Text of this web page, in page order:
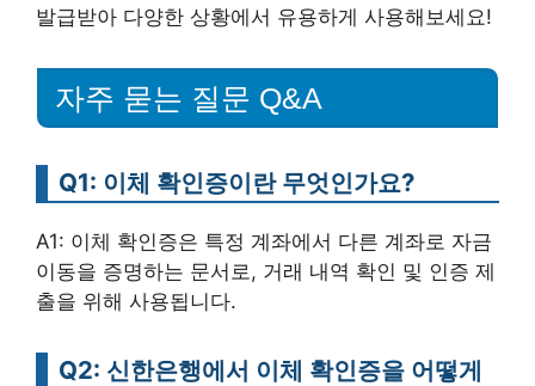
발급받아 다양한 상황에서 유용하게 사용해보세요!
자주 묻는 질문 Q&A
Q1: 이체 확인증이란 무엇인가요?
A1: 이체 확인증은 특정 계좌에서 다른 계좌로 자금
이동을 증명하는 문서로, 거래 내역 확인 및 인증 제
출을 위해 사용됩니다.
Q2: 신한은행에서 이체 확인증을 어떻게